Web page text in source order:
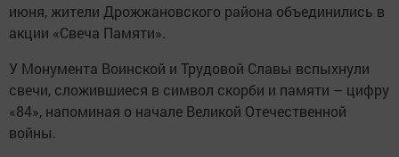
июня, жители Дрожжановского района объединились в
акции «Свеча Памяти».
У Монумента Воинской и Трудовой Славы вспыхнули
свечи, сложившиеся в символ скорби и памяти – цифру
«84», напоминая о начале Великой Отечественной
войны.